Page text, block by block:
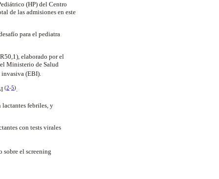
(HP) del Centro
de las admisiones en este
para el pediatra
elaborado por el
Ministerio de Salud
(EBI).
(2-5).
febriles, y
con tests virales
sobre el screening